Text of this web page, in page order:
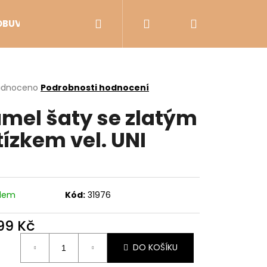
VÝPRODEJ Přihlášení
Podrobnosti hodnocení
šaty se zlatým
vel. UNI
Kód: 31976
Kč
DO KOŠÍKU